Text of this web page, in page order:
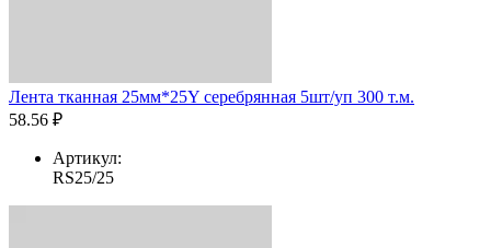
Лента тканная 25мм*25Y серебрянная 5шт/уп 300 т.м.
58.56 ₽
Артикул:
RS25/25